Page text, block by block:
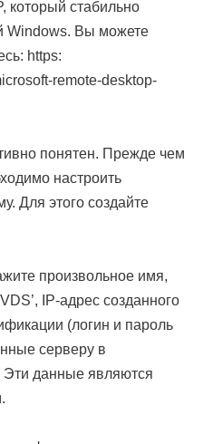
который стабильно
Windows. Вы можете
https:
remote-desktop-
понятен. Прежде чем
настроить
Для этого создайте
произвольное имя,
IP-адрес созданного
(логин и пароль
серверу в
данные являются